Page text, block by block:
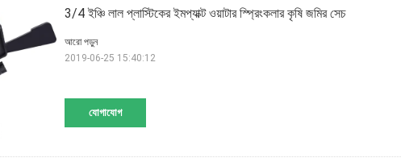
3/4 ইঞ্চি লাল প্লাস্টিকের ইমপ্যাক্ট ওয়াটার স্প্রিংকলার কৃষি জমির সেচ
যোগাযোগ
আরো পড়ুন
2019-06-25 15:40:12